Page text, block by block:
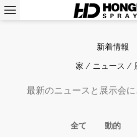
新着情報
家 / ニュース /
最新のニュースと展示会
全て 動的